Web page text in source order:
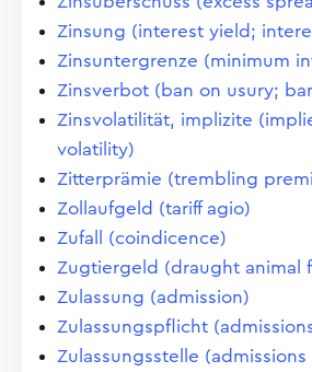
Zinsung (interest yield;
Zinsuntergrenze (minimum
Zinsverbot (ban on usury;
Zinsvolatilität, implizite
volatility)
Zitterprämie (trembling
Zollaufgeld (tariff agio)
Zufall (coindicence)
Zugtiergeld (draught animal
Zulassung (admission)
Zulassungspflicht
Zulassungsstelle